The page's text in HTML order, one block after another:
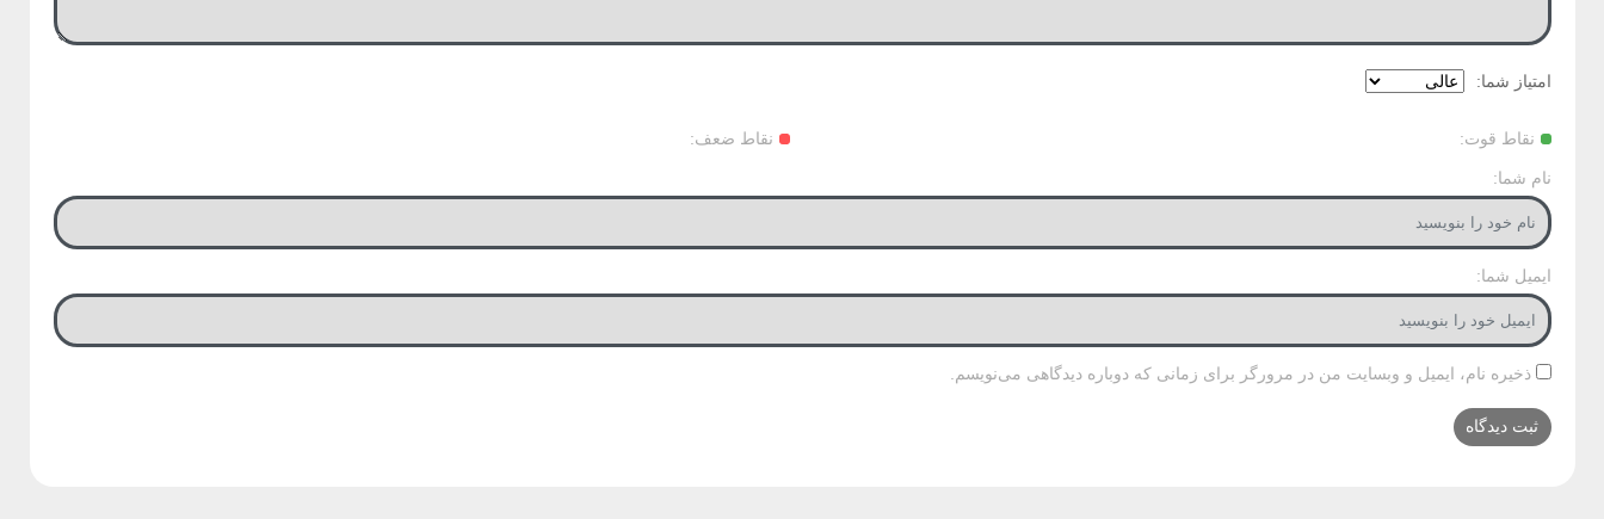
امتیاز شما:
نقاط قوت: نقاط ضعف:
نام شما:
ایمیل شما:
ذخیره نام، ایمیل و وبسایت من در مرورگر برای زمانی که دوباره دیدگاهی می‌نویسم.